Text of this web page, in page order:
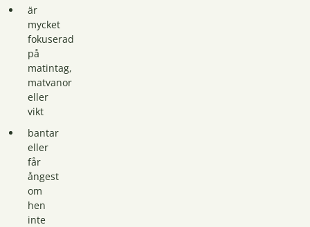
är
mycket
fokuserad
på
matintag,
matvanor
eller
vikt
bantar
eller
får
ångest
om
hen
inte